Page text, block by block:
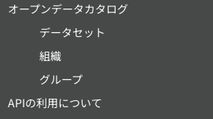
オープンデータカタログ
データセット
組織
グループ
APIの利用について